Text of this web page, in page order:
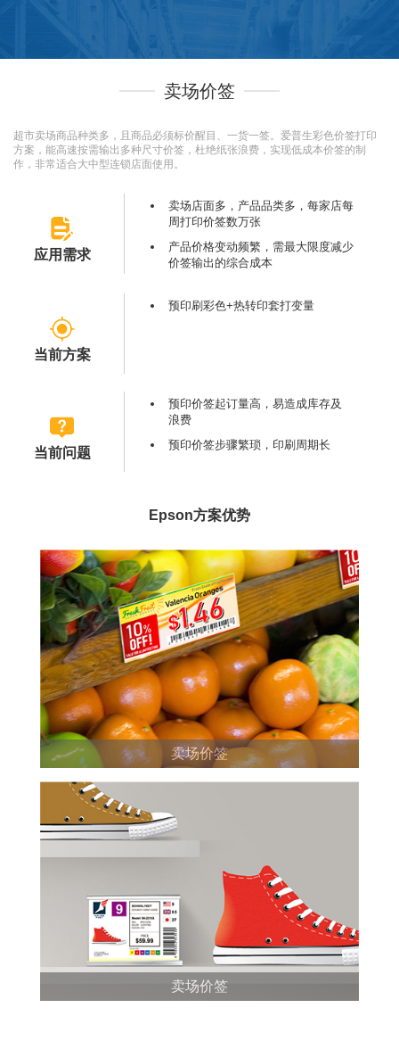
卖场价签
超市卖场商品种类多，且商品必须标价醒目、一货一签。爱普生彩色价签打印
方案，能高速按需输出多种尺寸价签，杜绝纸张浪费，实现低成本价签的制
作，非常适合大中型连锁店面使用。
应用需求
卖场店面多，产品品类多，每家店每
周打印价签数万张
产品价格变动频繁，需最大限度减少
价签输出的综合成本
当前方案
预印刷彩色+热转印套打变量
当前问题
预印价签起订量高，易造成库存及
浪费
预印价签步骤繁琐，印刷周期长
Epson方案优势
卖场价签
卖场价签